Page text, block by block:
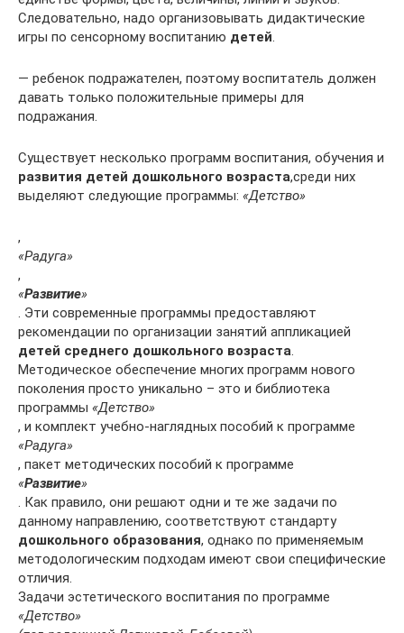
Следовательно, надо организовывать дидактические
игры по сенсорному воспитанию детей.
— ребенок подражателен, поэтому воспитатель должен
давать только положительные примеры для
подражания.
Существует несколько программ воспитания, обучения и
развития детей дошкольного возраста,среди них
выделяют следующие программы: «Детство»
,
«Радуга»
,
«Развитие»
. Эти современные программы предоставляют
рекомендации по организации занятий аппликацией
детей среднего дошкольного возраста.
Методическое обеспечение многих программ нового
поколения просто уникально – это и библиотека
программы «Детство»
, и комплект учебно-наглядных пособий к программе
«Радуга»
, пакет методических пособий к программе
«Развитие»
. Как правило, они решают одни и те же задачи по
данному направлению, соответствуют стандарту
дошкольного образования, однако по применяемым
методологическим подходам имеют свои специфические
отличия.
Задачи эстетического воспитания по программе
«Детство»